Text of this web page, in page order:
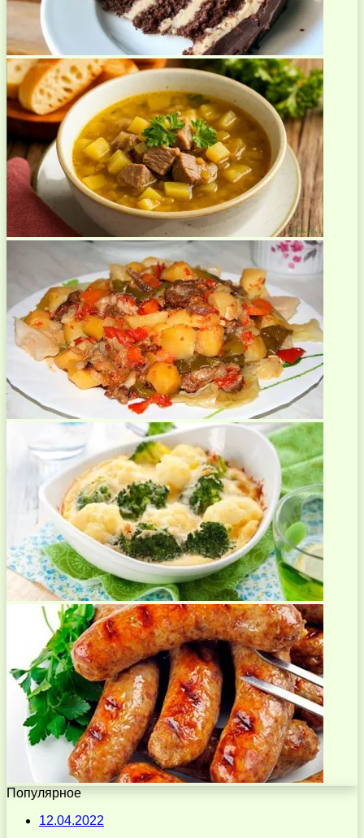
Популярное
12.04.2022